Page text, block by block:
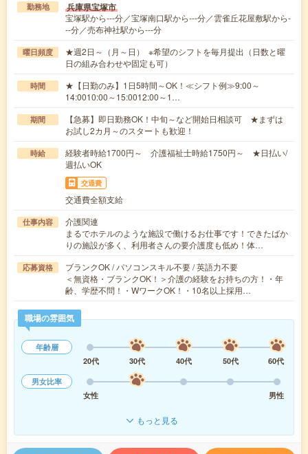
勤務地 兵庫県宝塚市
宝塚駅から---分／宝塚南口駅から---分／雲雀丘花屋敷駅から-
--分／売布神社駅から---分
曜日頻度
★週2日～（月～日） ※希望のシフトを毎月提出（日数と曜
日の組み合わせや固定も可）
時間
★【日勤のみ】1日5時間～OK！≪シフト例≫9:00～
14:0010:00～15:0012:00～1…
期間
【急募】即日勤務OK！中旬～など開始日相談可 ★まずは
お試し2カ月～のスタートも歓迎！
時給
経験者時給1700円～ 介護福祉士時給1750円～ ★日払い/
週払いOK
交通費
交通費全額支給
仕事内容
介護関連
まるでホテルのような施設で働けるお仕事です！できたばか
りの施設が多く、利用者さんの要介護度も低め！体…
応募資格
ブランクOK / パソコンスキル不要 / 英語力不要
＜無資格・ブランクOK！＞介護の経験をお持ちの方！・年
齢、学歴不問！・WワークOK！・10名以上採用…
職場の雰囲気
年齢層
20代
30代 40代 50代
60代
男女比率
女性
男性
もっと見る